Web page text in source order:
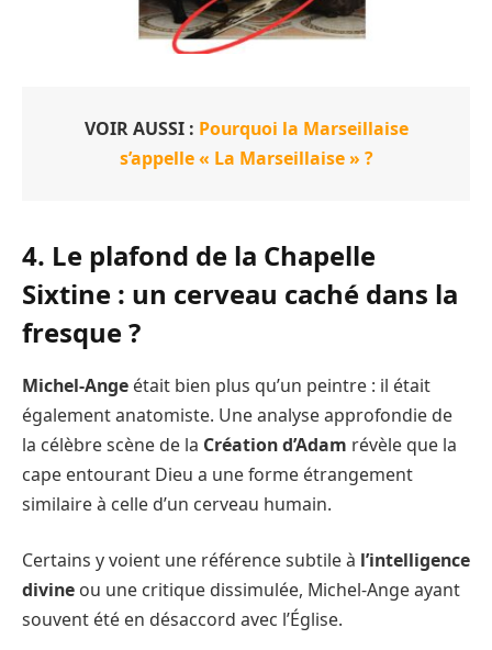
VOIR AUSSI : Pourquoi la Marseillaise
s’appelle « La Marseillaise » ?
4. Le plafond de la Chapelle
Sixtine : un cerveau caché dans la
fresque ?
Michel-Ange était bien plus qu’un peintre : il était
également anatomiste. Une analyse approfondie de
la célèbre scène de la Création d’Adam révèle que la
cape entourant Dieu a une forme étrangement
similaire à celle d’un cerveau humain.
Certains y voient une référence subtile à l’intelligence
divine ou une critique dissimulée, Michel-Ange ayant
souvent été en désaccord avec l’Église.